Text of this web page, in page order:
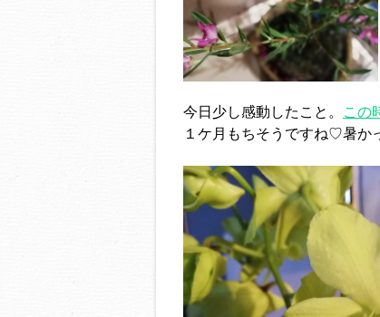
今日少し感動したこと。 この
１ケ月もちそうですね♡暑か